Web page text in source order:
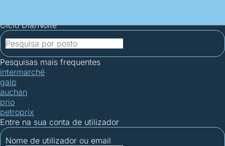
Ciclo Dia/Noite
Pesquisas mais frequentes
intermarché
galp
auchan
prio
petroprix
Entre na sua conta de utilizador
Nome de utilizador ou email